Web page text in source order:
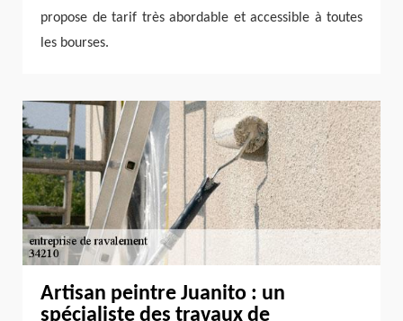
propose de tarif très abordable et accessible à toutes
les bourses.
Artisan peintre Juanito : un
spécialiste des travaux de